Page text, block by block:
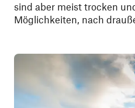
sind aber meist trocken
Möglichkeiten, nach